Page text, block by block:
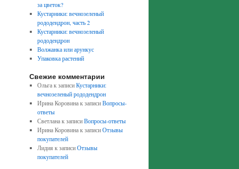
за цветок?
Кустарники: вечнозеленый
рододендрон, часть 2
Кустарники: вечнозеленый
рододендрон
Волжанка или арункус
Упаковка растений
Свежие комментарии
Ольгак записиКустарники:
вечнозеленый рододендрон
Ирина Коровинак записиВопросы-
ответы
Светланак записиВопросы-ответы
Ирина Коровинак записиОтзывы
покупателей
Лидия к записиОтзывы
покупателей